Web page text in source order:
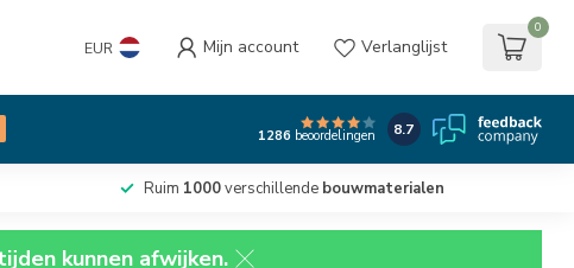
EUR Mijn account Verlanglijst
0
1286 beoordelingen 8.7
Ruim 1000verschillende bouwmaterialen
kunnen afwijken.